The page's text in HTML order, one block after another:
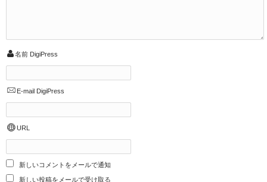
名前 DigiPress
E-mail DigiPress
URL
新しいコメントをメールで通知
新しい投稿をメールで受け取る